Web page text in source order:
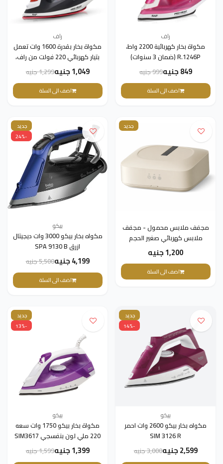
راف
مكواة بخار كهربائية 2200 واط،
R.1246P (ضمان 3 سنوات)
849 جنيه 999 جنيه
اضف الى السلة
راف
مكواة بخار بقدرة 1600 وات تعمل
بتيار كهربائي 220 فولت من راف،
سنوات) 1,049 جنيه 1,299 جنيه
اضف الى السلة
جديد
مجفف ملابس محمول - مجفف
ملابس كهربائي صغير الحجم
وقابل للطي للشقق والمنازل
والسفر والمركبات الترفيهية
1,200 جنيه
اضف الى السلة
جديد
-24%
بيكو
مكواه بخار بيكو 3000 وات ديجيتال
ازرق SPA 9130 B
4,199 جنيه 5,500 جنيه
اضف الى السلة
جديد
-14%
بيكو
مكواه بخار بيكو 2600 وات احمر
SIM 3126 R
2,599 جنيه 3,000 جنيه
جديد
-13%
بيكو
مكواة بخار بيكو 1750 وات سعه
220 ملي لون بنفسجي SIM3617
1,399 جنيه 1,599 جنيه